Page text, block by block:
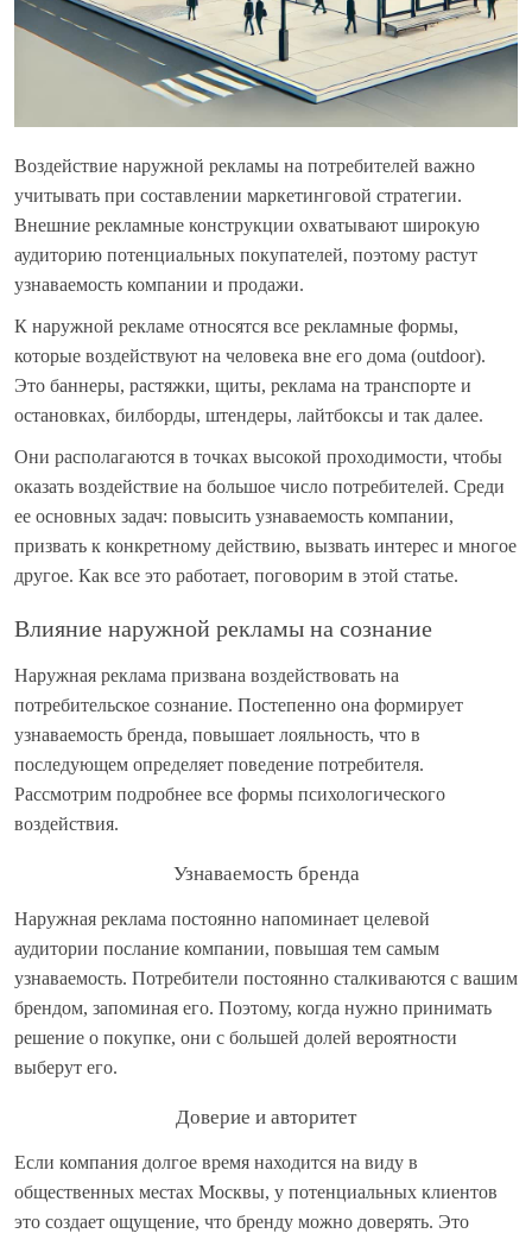
Воздействие наружной рекламы на потребителей важно
учитывать при составлении маркетинговой стратегии.
Внешние рекламные конструкции охватывают широкую
аудиторию потенциальных покупателей, поэтому растут
узнаваемость компании и продажи.
К наружной рекламе относятся все рекламные формы,
которые воздействуют на человека вне его дома (outdoor).
Это баннеры, растяжки, щиты, реклама на транспорте и
остановках, билборды, штендеры, лайтбоксы и так далее.
Они располагаются в точках высокой проходимости, чтобы
оказать воздействие на большое число потребителей. Среди
ее основных задач: повысить узнаваемость компании,
призвать к конкретному действию, вызвать интерес и многое
другое. Как все это работает, поговорим в этой статье.
Влияние наружной рекламы на сознание
Наружная реклама призвана воздействовать на
потребительское сознание. Постепенно она формирует
узнаваемость бренда, повышает лояльность, что в
последующем определяет поведение потребителя.
Рассмотрим подробнее все формы психологического
воздействия.
Узнаваемость бренда
Наружная реклама постоянно напоминает целевой
аудитории послание компании, повышая тем самым
узнаваемость. Потребители постоянно сталкиваются с вашим
брендом, запоминая его. Поэтому, когда нужно принимать
решение о покупке, они с большей долей вероятности
выберут его.
Доверие и авторитет
Если компания долгое время находится на виду в
общественных местах Москвы, у потенциальных клиентов
это создает ощущение, что бренду можно доверять. Это